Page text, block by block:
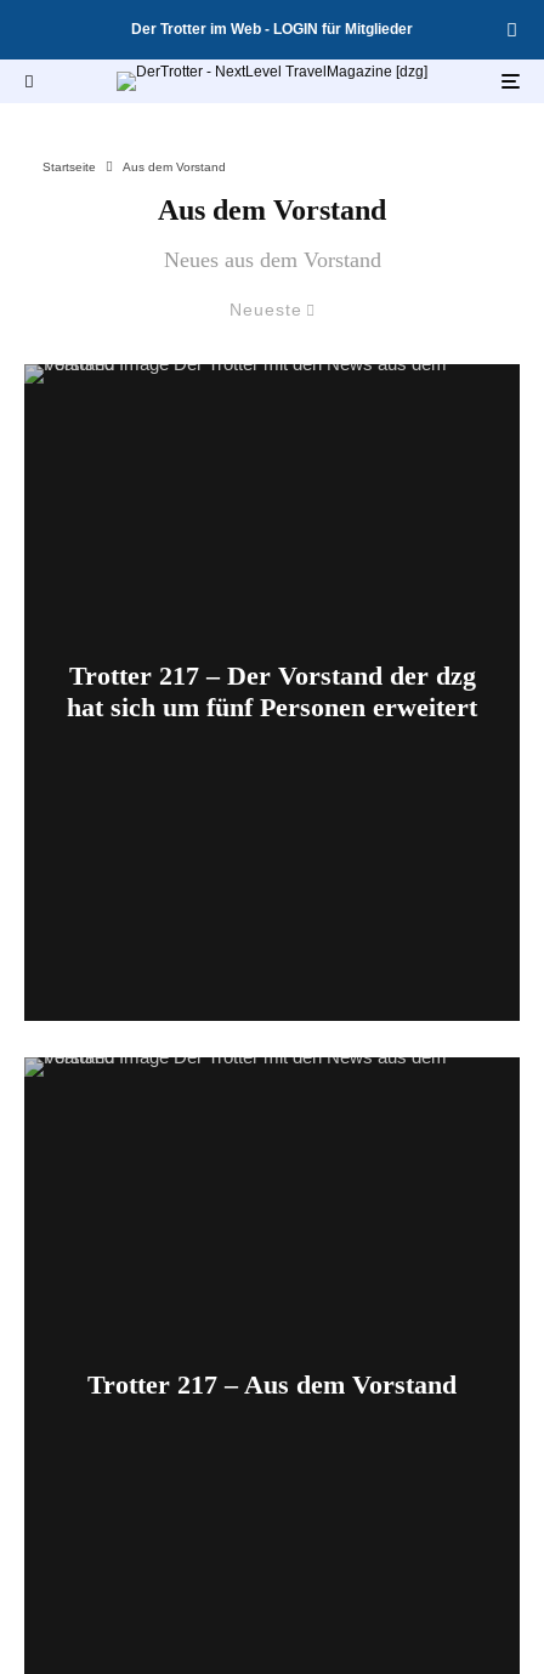
Der Trotter im Web - LOGIN für Mitglieder
Startseite Aus dem Vorstand
Aus dem Vorstand
Neues aus dem Vorstand
Neueste
Trotter 217 – Der Vorstand der dzg
hat sich um fünf Personen erweitert
Trotter 217 – Aus dem Vorstand